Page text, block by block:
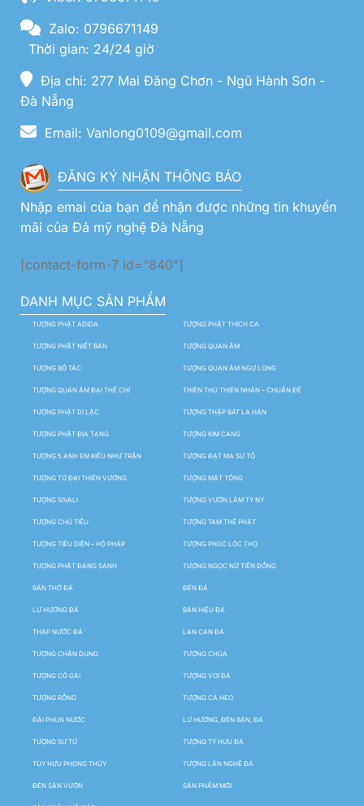
Zalo: 0796671149
Thời gian: 24/24 giờ
Địa chỉ: 277 Mai Đăng Chơn - Ngũ Hành Sơn -
Đà Nẵng
Email: Vanlong0109@gmail.com
ĐĂNG KÝ NHẬN THÔNG BÁO
Nhập emai của bạn để nhận được những tin khuyến
mãi của Đá mỹ nghệ Đà Nẵng
[contact-form-7 id="840"]
DANH MỤC SẢN PHẨM
TƯỢNG PHẬT ADIDA TƯỢNG PHẬT THÍCH CA
TƯỢNG PHẬT NIẾT BÀN TƯỢNG QUAN ÂM
TƯỢNG BỒ TÁC TƯỢNG QUAN ÂM NGỰ LONG
TƯỢNG QUAN ÂM ĐẠI THẾ CHÍ THIÊN THỦ THIÊN NHÃN – CHUẨN ĐỀ
TƯỢNG PHẬT DI LẶC TƯỢNG THẬP BÁT LA HÁN
TƯỢNG PHẬT ĐỊA TẠNG TƯỢNG KIM CANG
TƯỢNG 5 ANH EM KIỀU NHƯ TRẦN TƯỢNG ĐẠT MA SƯ TỔ
TƯỢNG TỨ ĐẠI THIÊN VƯƠNG TƯỢNG MẬT TÔNG
TƯỢNG SIVALI TƯỢNG VƯỜN LÂM TỲ NY
TƯỢNG CHÚ TIỂU TƯỢNG TAM THẾ PHẬT
TƯỢNG TIÊU DIỆN – HỘ PHÁP TƯỢNG PHÚC LỘC THỌ
TƯỢNG PHẬT ĐẢNG SANH TƯỢNG NGỌC NỮ TIÊN ĐỒNG
BÀN THỜ ĐÁ ĐÈN ĐÁ
LƯ HƯƠNG ĐÁ BẢN HIỆU ĐÁ
THÁP NƯỚC ĐÁ LAN CAN ĐÁ
TƯỢNG CHÂN DUNG TƯỢNG CHÚA
TƯỢNG CÔ GÁI TƯỢNG VOI ĐÁ
TƯỢNG RỒNG TƯỢNG CÁ HEO
ĐÀI PHUN NƯỚC LƯ HƯƠNG, ĐÈN BÀN, ĐÁ
TƯỢNG SƯ TỬ TƯỢNG TỲ HƯU ĐÁ
TÙY HƯU PHONG THỦY TƯỢNG LÂN NGHÊ ĐÁ
ĐÈN SÂN VƯỜN SẢN PHẨM MỚI